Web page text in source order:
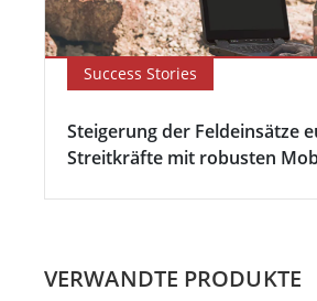
Success Stories
Steigerung der Feldeinsätze
Streitkräfte mit robusten
VERWANDTE PRODUKTE